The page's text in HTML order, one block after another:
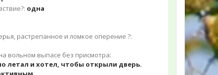
одна
растрепанное и ломкое оперение ?:
вольном выпасе без присмотра:
летал и хотел, чтобы открыли дверь.